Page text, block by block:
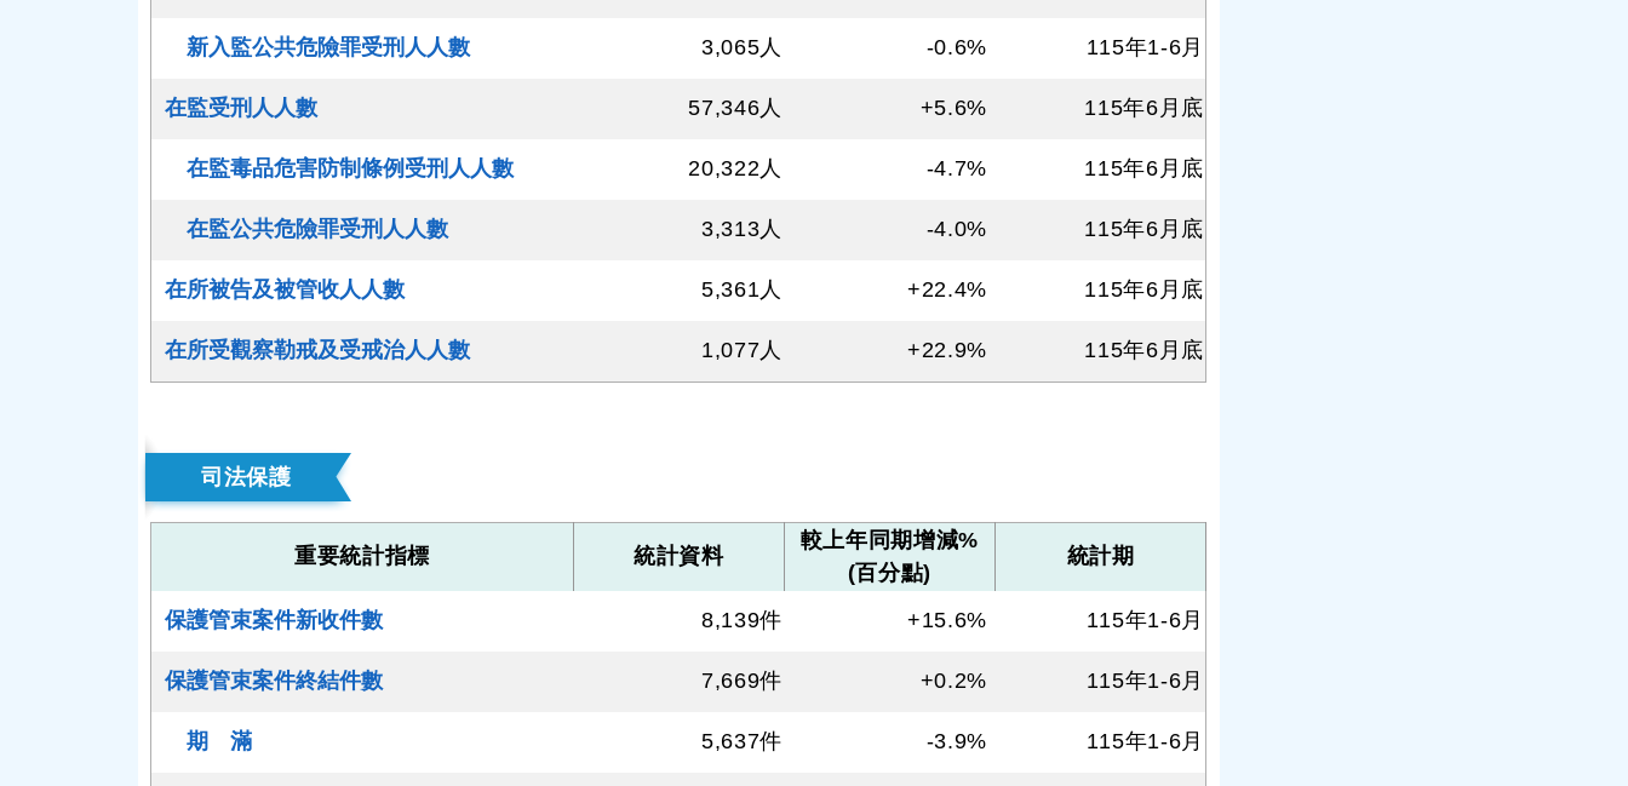
3,065人 -0.6% 115年1-6月
57,346人 +5.6% 115年6月底
20,322人 -4.7% 115年6月底
3,313人 -4.0% 115年6月底
5,361人 +22.4% 115年6月底
1,077人 +22.9% 115年6月底
司法保護
重要統計指標 統計資料
較上年同期增減%
(百分點)
統計期
8,139件 +15.6% 115年1-6月
7,669件 +0.2% 115年1-6月
5,637件 -3.9% 115年1-6月